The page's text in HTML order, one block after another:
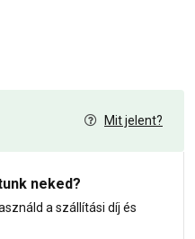
Mit jelent?
neked?
a szállítási díj és